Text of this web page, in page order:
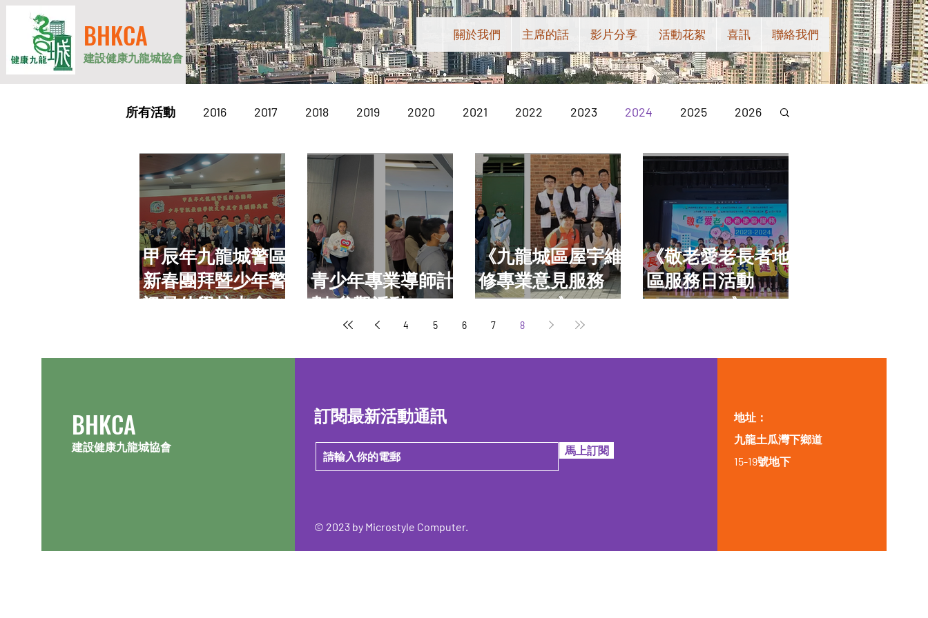
BHKCA
建設健康九龍城協會
關於我們 主席的話 影片分享 活動花絮 喜訊 聯絡我們
所有活動 2016 2017 2018 2019 2020 2021 2022 2023 2024 2025 2026
甲辰年九龍城警區
新春團拜暨少年警
訊最佳學校支會及
青少年專業導師計
劃-參觀活動
《九龍城區屋宇維
修專業意見服務
20-1-2024》
《敬老愛老長者地
區服務日活動
2023-2024》
4 5 6 7 8
​BHKCA
建設健康九龍城協會
訂閱最新活動通訊
馬上訂閱
© 2023 by Microstyle Computer.
地址：
九龍土瓜灣下鄉道
15-19號地下